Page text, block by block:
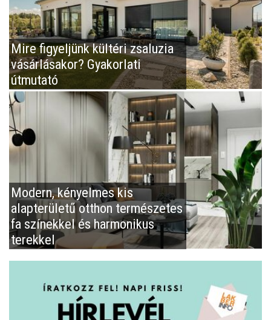
Mire figyeljünk kültéri zsaluzia
vásárlásakor? Gyakorlati
útmutató
Modern, kényelmes kis
alapterületű otthon természetes
fa színekkel és harmonikus
terekkel